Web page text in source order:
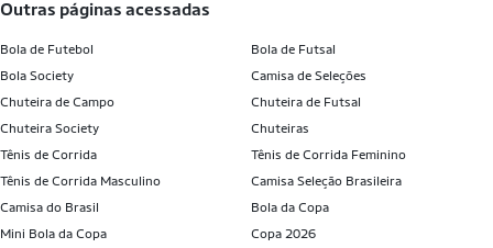
outras páginas acessadas
Bola de Futebol
Bola de Futsal
Bola Society
Camisa de Seleções
Chuteira de Campo
Chuteira de Futsal
Chuteira Society
Chuteiras
Tênis de Corrida
Tênis de Corrida Feminino
Tênis de Corrida Masculino
Camisa Seleção Brasileira
Camisa do Brasil
Bola da Copa
Mini Bola da Copa
Copa 2026